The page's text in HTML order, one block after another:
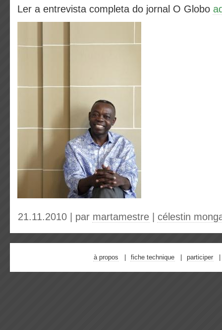
Ler a entrevista completa do jornal O Globo
21.11.2010 | par martamestre célestin
à propos fiche technique participer